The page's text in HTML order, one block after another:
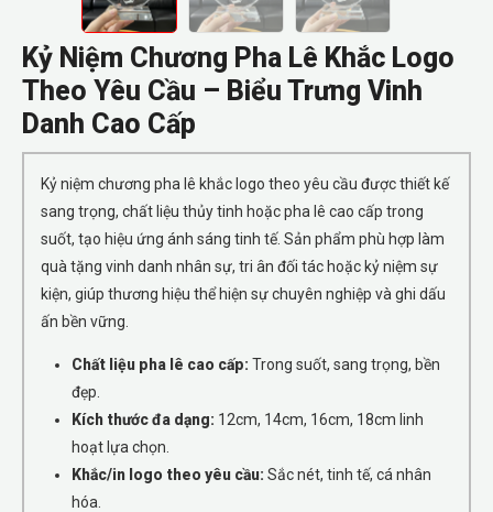
Kỷ Niệm Chương Pha Lê Khắc Logo
Theo Yêu Cầu – Biểu Trưng Vinh
Danh Cao Cấp
Kỷ niệm chương pha lê khắc logo theo yêu cầu được thiết kế
sang trọng, chất liệu thủy tinh hoặc pha lê cao cấp trong
suốt, tạo hiệu ứng ánh sáng tinh tế. Sản phẩm phù hợp làm
quà tặng vinh danh nhân sự, tri ân đối tác hoặc kỷ niệm sự
kiện, giúp thương hiệu thể hiện sự chuyên nghiệp và ghi dấu
ấn bền vững.
Chất liệu pha lê cao cấp: Trong suốt, sang trọng, bền
đẹp.
Kích thước đa dạng: 12cm, 14cm, 16cm, 18cm linh
hoạt lựa chọn.
Khắc/in logo theo yêu cầu: Sắc nét, tinh tế, cá nhân
hóa.